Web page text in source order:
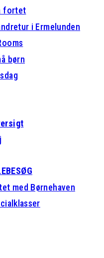
fortet
i Ermelunden
børn
med Børnehaven